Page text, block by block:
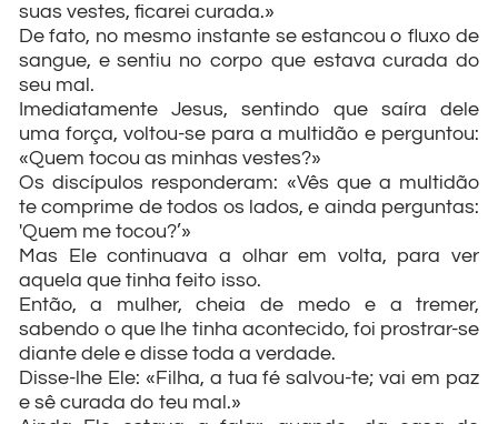
suas vestes, ficarei curada.»
De fato, no mesmo instante se estancou o fluxo de
sangue, e sentiu no corpo que estava curada do
seu mal.
Imediatamente Jesus, sentindo que saíra dele
uma força, voltou-se para a multidão e perguntou:
«Quem tocou as minhas vestes?»
Os discípulos responderam: «Vês que a multidão
te comprime de todos os lados, e ainda perguntas:
'Quem me tocou?’»
Mas Ele continuava a olhar em volta, para ver
aquela que tinha feito isso.
Então, a mulher, cheia de medo e a tremer,
sabendo o que lhe tinha acontecido, foi prostrar-se
diante dele e disse toda a verdade.
Disse-lhe Ele: «Filha, a tua fé salvou-te; vai em paz
e sê curada do teu mal.»